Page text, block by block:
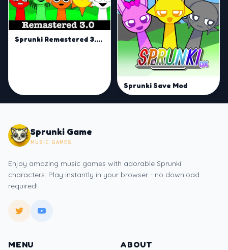
Sprunki Remastered 3.0 Mod
Sprunki Save Mod
Sprunki Game
MUSIC GAMES
Enjoy amazing music games with adorable Sprunki
characters. Play instantly in your browser - no download
required!
MENU ABOUT